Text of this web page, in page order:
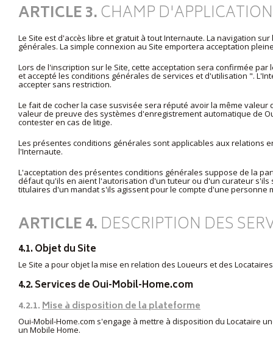
ARTICLE 3.CHAMP D'APPLICATION
Le Site est d'accès libre et gratuit à tout Internaute. La navigation
générales. La simple connexion au Site emportera acceptation
Lors de l'inscription sur le Site, cette acceptation sera confirmée
et accepté les conditions générales de services et d'utilisation ".
accepter sans restriction.
Le fait de cocher la case susvisée sera réputé avoir la même
valeur de preuve des systèmes d'enregistrement automatique de
contester en cas de litige.
Les présentes conditions générales sont applicables aux relations
l'Internaute.
L'acceptation des présentes conditions générales suppose de la
défaut qu'ils en aient l'autorisation d'un tuteur ou d'un curateur
titulaires d'un mandat s'ils agissent pour le compte d'une personne
ARTICLE 4.DESCRIPTION DES
4.1. Objet du Site
Le Site a pour objet la mise en relation des Loueurs et des
4.2. Services de Oui-Mobil-Home.com
4.2.1.Mise à disposition de la plateforme
Oui-Mobil-Home.com s'engage à mettre à disposition du Locataire
un Mobile Home.